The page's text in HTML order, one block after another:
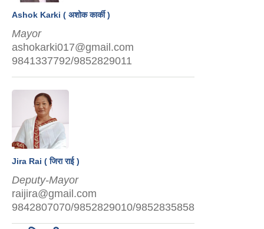
Ashok Karki ( अशोक कार्की )
Mayor
ashokarki017@gmail.com
9841337792/9852829011
Jira Rai ( जिरा राई )
Deputy-Mayor
raijira@gmail.com
9842807070/9852829010/9852835858